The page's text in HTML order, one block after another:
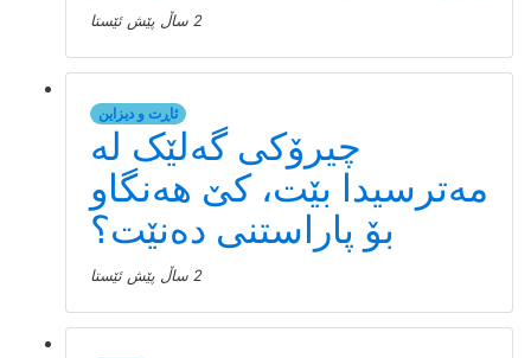
2 ساڵ پێش ئێستا
ئاڕت و دیزاین
چیرۆکی گەلێک لە
مەترسیدا بێت، کێ هەنگاو
بۆ پاراستنی دەنێت؟
2 ساڵ پێش ئێستا